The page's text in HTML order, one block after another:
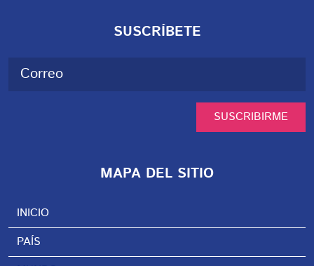
SUSCRÍBETE
SUSCRIBIRME
MAPA DEL SITIO
INICIO
PAÍS